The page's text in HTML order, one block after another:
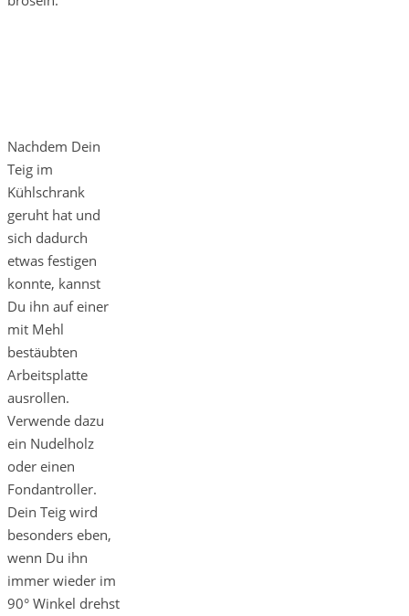
Nachdem Dein
Teig im
Kühlschrank
geruht hat und
sich dadurch
etwas festigen
konnte, kannst
Du ihn auf einer
mit Mehl
bestäubten
Arbeitsplatte
ausrollen.
Verwende dazu
ein Nudelholz
oder einen
Fondantroller.
Dein Teig wird
besonders eben,
wenn Du ihn
immer wieder im
90° Winkel drehst